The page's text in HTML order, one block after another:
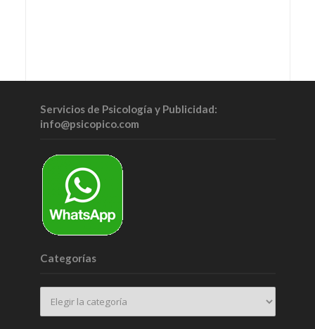
Servicios de Psicología y Publicidad:
info@psicopico.com
Categorías